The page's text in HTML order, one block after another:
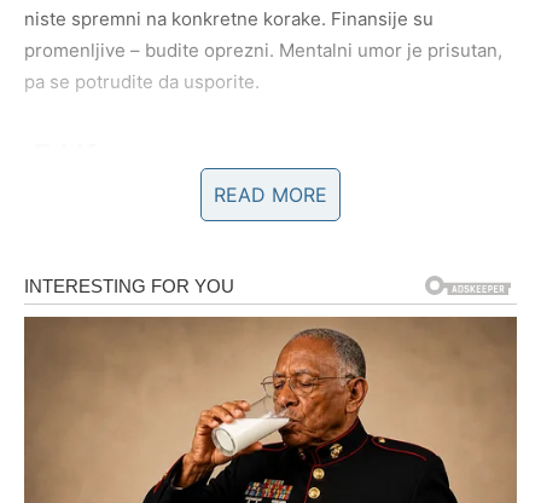
niste spremni na konkretne korake. Finansije su
promenljive – budite oprezni. Mentalni umor je prisutan,
pa se potrudite da usporite.
Emocije su danas naglašene i duboke. Subota vas poziva
ranjivi, ali iskreni. Ako ste u vezi, moguće je emotivno
zbližavanje kroz razgovor. Slobodni Rakovi osećaju
nostalgiju i sećaju se prošlih ljubavi.
Porodica igra važnu ulogu danas – moguće je okupljanje
ili razgovor koji donosi olakšanje. Finansije su stabilne, ali
ne razmišljate previše o novcu. Zdravlje zahteva emotivni
balans – izbegavajte stres.
READ MORE